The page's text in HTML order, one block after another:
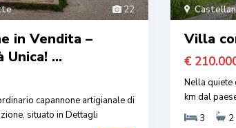
22
in Vendita –
...
capannone artigianale di
situato in Dettagli
Villa
€
Nella quiete
km dal
3
2